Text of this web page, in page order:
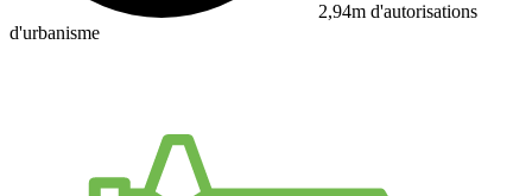
2,94m d'autorisations
d'urbanisme